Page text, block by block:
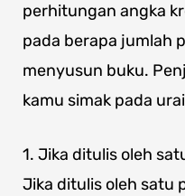
perhitungan angka
pada berapa jumlah
menyusun buku.
kamu simak pada
1. Jika ditulis oleh
Jika ditulis oleh satu